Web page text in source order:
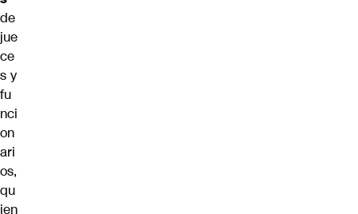
de
jue
ce
s y
fu
nci
on
ari
os,
qu
ien